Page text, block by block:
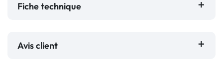
Fiche technique
Avis client